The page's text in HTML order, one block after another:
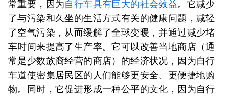
常重要，因为自行车具有巨大的社会效益。它减少
了与污染和久坐的生活方式有关的健康问题，减轻
了空气污染，从而缓解了全球变暖，并通过减少堵
车时间来提高了生产率。它可以改善当地商店（通
常是少数族裔经营的商店）的经济状况，因为自行
车道使密集居民区的人们能够更安全、更便捷地购
物。同时，它促进形成一种公平的文化，因为自行